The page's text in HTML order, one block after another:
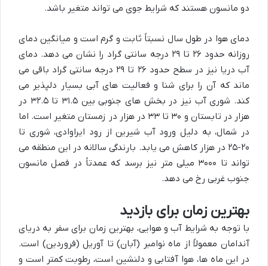
دو مانسون هستند که شرایط جوی می تواند متغیر باشد.
دمای هوا در طول سال نسبتاً ثابت و گرم است و میانگین دمای
روزانه حدود ۲۶ تا ۲۹ درجه سانتی گراد را نشان می دهد. دمای
آب دریا نیز در سطح حدود ۲۶ تا ۲۹ درجه سانتی گراد باقی می
ماند که آن را برای شنا و فعالیت های آبی بسیار دلپذیر می
کند. شوری آب نیز در بخش های جنوبی بین ۳۱.۵ تا ۳۲.۵ در
هزار در تابستان و ۳۰ تا ۳۳ در هزار در زمستان متغیر است. اما
در شمال، به دلیل ورود آب شیرین از رود ایراوادی، شوری تا
۲۰-۲۵ در هزار کاهش می یابد. بارندگی سالانه در این منطقه می
تواند تا ۳۰۰۰ میلی متر نیز برسد که عمدتاً در فصل مانسون
جنوب غربی رخ می دهد.
بهترین زمان برای بازدید
با توجه به شرایط آب و هوایی، بهترین زمان برای سفر به دریای
آندامان معمولاً از ماه نوامبر (آبان) تا آوریل (فروردین) است.
در این ماه ها، هوا آفتابی و دلنشین است، رطوبت کمتر است و